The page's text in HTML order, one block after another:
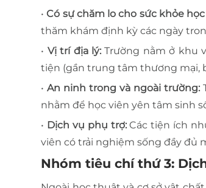
•Có sự chăm lo cho sức khỏe
thăm khám định kỳ các ngày
• Vị trí địa lý:Trường nằm ở khu
tiện (gần trung tâm thương mại,
•An ninh trong và ngoài trường:
nhằm để học viên yên tâm sinh
• Dịch vụ phụ trợ:Các tiện ích
viên có trải nghiệm sống đầy đủ
Nhóm tiêu chí thứ 3: